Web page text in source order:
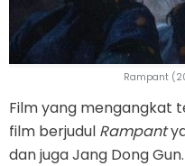
Rampant
Film yang mengangkat
film berjudul Rampant
dan juga Jang Dong